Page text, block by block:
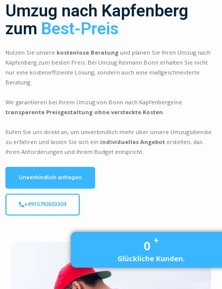
Umzug nach Kapfenberg
zum Best-Preis
Nutzen Sie unsere kostenlose Beratung und planen Sie Ihren Umzug nach
Kapfenberg zum besten Preis. Bei Umzug Reimann Bonn erhalten Sie nicht
nur eine kosteneffiziente Lösung, sondern auch eine maßgeschneiderte
Beratung.
Wir garantieren bei Ihrem Umzug von Bonn nach Kapfenbergeine
transparente Preisgestaltung ohne versteckte Kosten
Rufen Sie uns direkt an, um unverbindlich mehr über unsere Umzugsdienste
zu erfahren und lassen Sie sich ein individuelles Angebot erstellen, das
Ihren Anforderungen und Ihrem Budget entspricht.
Unverbindlich anfragen
+4915792653304
0 +
Glückliche Kunden.